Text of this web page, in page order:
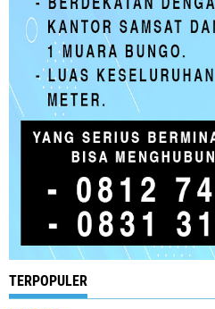
TERPOPULER